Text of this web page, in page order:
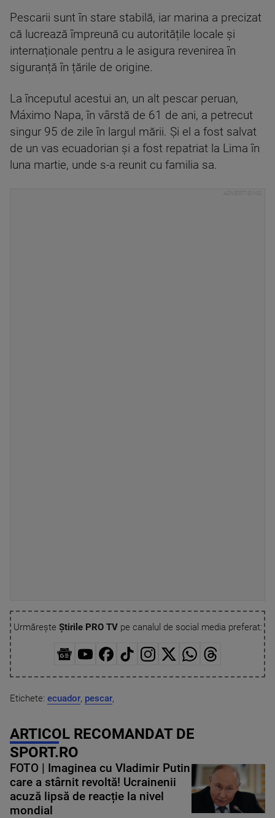
Pescarii sunt în stare stabilă, iar marina a precizat
că lucrează împreună cu autoritățile locale și
internaționale pentru a le asigura revenirea în
siguranță în țările de origine.
La începutul acestui an, un alt pescar peruan,
Máximo Napa, în vârstă de 61 de ani, a petrecut
singur 95 de zile în largul mării. Și el a fost salvat
de un vas ecuadorian și a fost repatriat la Lima în
luna martie, unde s-a reunit cu familia sa.
Urmărește Știrile PRO TVpe canalul de social media preferat:
Etichete: ecuador, pescar,
ARTICOL RECOMANDAT DE
SPORT.RO
FOTO | Imaginea cu Vladimir Putin
care a stârnit revoltă! Ucrainenii
acuză lipsă de reacție la nivel
mondial